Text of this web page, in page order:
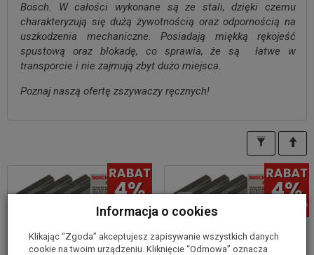
Bosch. W całości wykonane są ze stali, dzięki czemu
charakteryzują się dużą żywotnością oraz odpornością na
uszkodzenia mechaniczne. Posiadają miękką rękojeść
spustową oraz blokadę, co sprawia, że są łatwe w
transporcie i nie zajmują zbyt dużo miejsca.
Poznaj naszą ofertę zszywaczy ręcznych!
Informacja o cookies
Klikając “Zgoda” akceptujesz zapisywanie wszystkich danych
cookie na twoim urządzeniu. Kliknięcie “Odmowa” oznacza